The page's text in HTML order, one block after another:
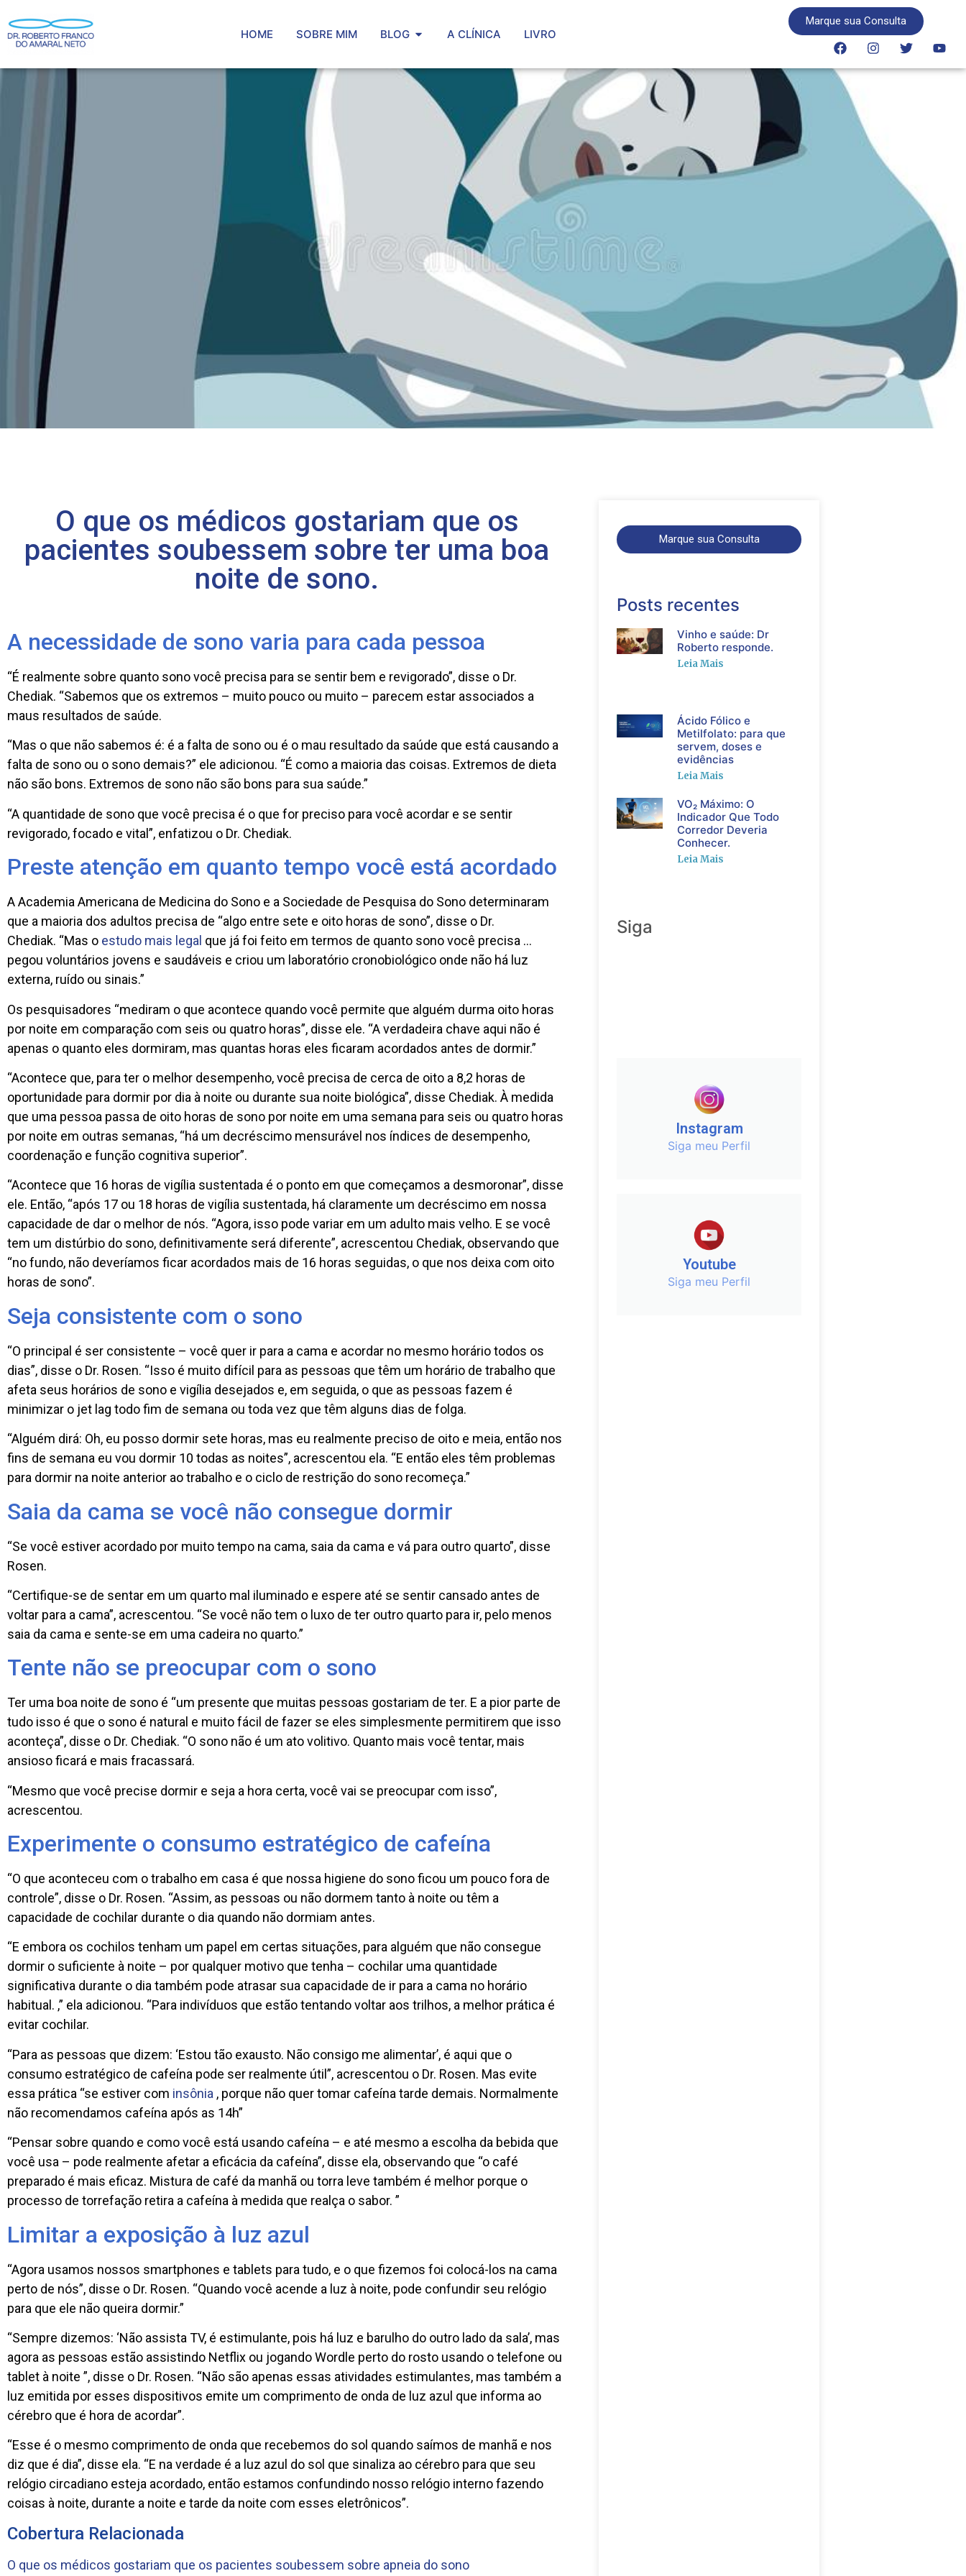
HOME SOBRE MIM BLOG A CLÍNICA LIVRO
Marque sua Consulta
O que os médicos gostariam que os
pacientes soubessem sobre ter uma boa
noite de sono.
A necessidade de sono varia para cada pessoa
“É realmente sobre quanto sono você precisa para se sentir bem e revigorado”, disse o Dr.
Chediak. “Sabemos que os extremos – muito pouco ou muito – parecem estar associados a
maus resultados de saúde.
“Mas o que não sabemos é: é a falta de sono ou é o mau resultado da saúde que está causando a
falta de sono ou o sono demais?” ele adicionou. “É como a maioria das coisas. Extremos de dieta
não são bons. Extremos de sono não são bons para sua saúde.”
“A quantidade de sono que você precisa é o que for preciso para você acordar e se sentir
revigorado, focado e vital”, enfatizou o Dr. Chediak.
Preste atenção em quanto tempo você está acordado
A Academia Americana de Medicina do Sono e a Sociedade de Pesquisa do Sono determinaram
que a maioria dos adultos precisa de “algo entre sete e oito horas de sono”, disse o Dr.
Chediak. “Mas o estudo mais legal que já foi feito em termos de quanto sono você precisa …
pegou voluntários jovens e saudáveis ​​e criou um laboratório cronobiológico onde não há luz
externa, ruído ou sinais.”
Os pesquisadores “mediram o que acontece quando você permite que alguém durma oito horas
por noite em comparação com seis ou quatro horas”, disse ele. “A verdadeira chave aqui não é
apenas o quanto eles dormiram, mas quantas horas eles ficaram acordados antes de dormir.”
“Acontece que, para ter o melhor desempenho, você precisa de cerca de oito a 8,2 horas de
oportunidade para dormir por dia à noite ou durante sua noite biológica”, disse Chediak. À medida
que uma pessoa passa de oito horas de sono por noite em uma semana para seis ou quatro horas
por noite em outras semanas, “há um decréscimo mensurável nos índices de desempenho,
coordenação e função cognitiva superior”.
“Acontece que 16 horas de vigília sustentada é o ponto em que começamos a desmoronar”, disse
ele. Então, “após 17 ou 18 horas de vigília sustentada, há claramente um decréscimo em nossa
capacidade de dar o melhor de nós. “Agora, isso pode variar em um adulto mais velho. E se você
tem um distúrbio do sono, definitivamente será diferente”, acrescentou Chediak, observando que
“no fundo, não deveríamos ficar acordados mais de 16 horas seguidas, o que nos deixa com oito
horas de sono”.
Seja consistente com o sono
“O principal é ser consistente – você quer ir para a cama e acordar no mesmo horário todos os
dias”, disse o Dr. Rosen. “Isso é muito difícil para as pessoas que têm um horário de trabalho que
afeta seus horários de sono e vigília desejados e, em seguida, o que as pessoas fazem é
minimizar o jet lag todo fim de semana ou toda vez que têm alguns dias de folga.
“Alguém dirá: Oh, eu posso dormir sete horas, mas eu realmente preciso de oito e meia, então nos
fins de semana eu vou dormir 10 todas as noites”, acrescentou ela. “E então eles têm problemas
para dormir na noite anterior ao trabalho e o ciclo de restrição do sono recomeça.”
Saia da cama se você não consegue dormir
“Se você estiver acordado por muito tempo na cama, saia da cama e vá para outro quarto”, disse
Rosen.
“Certifique-se de sentar em um quarto mal iluminado e espere até se sentir cansado antes de
voltar para a cama”, acrescentou. “Se você não tem o luxo de ter outro quarto para ir, pelo menos
saia da cama e sente-se em uma cadeira no quarto.”
Tente não se preocupar com o sono
Ter uma boa noite de sono é “um presente que muitas pessoas gostariam de ter. E a pior parte de
tudo isso é que o sono é natural e muito fácil de fazer se eles simplesmente permitirem que isso
aconteça”, disse o Dr. Chediak. “O sono não é um ato volitivo. Quanto mais você tentar, mais
ansioso ficará e mais fracassará.
“Mesmo que você precise dormir e seja a hora certa, você vai se preocupar com isso”,
acrescentou.
Experimente o consumo estratégico de cafeína
“O que aconteceu com o trabalho em casa é que nossa higiene do sono ficou um pouco fora de
controle”, disse o Dr. Rosen. “Assim, as pessoas ou não dormem tanto à noite ou têm a
capacidade de cochilar durante o dia quando não dormiam antes.
“E embora os cochilos tenham um papel em certas situações, para alguém que não consegue
dormir o suficiente à noite – por qualquer motivo que tenha – cochilar uma quantidade
significativa durante o dia também pode atrasar sua capacidade de ir para a cama no horário
habitual. ,” ela adicionou. “Para indivíduos que estão tentando voltar aos trilhos, a melhor prática é
evitar cochilar.
“Para as pessoas que dizem: ‘Estou tão exausto. Não consigo me alimentar’, é aqui que o
consumo estratégico de cafeína pode ser realmente útil”, acrescentou o Dr. Rosen. Mas evite
essa prática “se estiver com insônia , porque não quer tomar cafeína tarde demais. Normalmente
não recomendamos cafeína após as 14h”
“Pensar sobre quando e como você está usando cafeína – e até mesmo a escolha da bebida que
você usa – pode realmente afetar a eficácia da cafeína”, disse ela, observando que “o café
preparado é mais eficaz. Mistura de café da manhã ou torra leve também é melhor porque o
processo de torrefação retira a cafeína à medida que realça o sabor. ”
Limitar a exposição à luz azul
“Agora usamos nossos smartphones e tablets para tudo, e o que fizemos foi colocá-los na cama
perto de nós”, disse o Dr. Rosen. “Quando você acende a luz à noite, pode confundir seu relógio
para que ele não queira dormir.”
“Sempre dizemos: ‘Não assista TV, é estimulante, pois há luz e barulho do outro lado da sala’, mas
agora as pessoas estão assistindo Netflix ou jogando Wordle perto do rosto usando o telefone ou
tablet à noite ”, disse o Dr. Rosen. “Não são apenas essas atividades estimulantes, mas também a
luz emitida por esses dispositivos emite um comprimento de onda de luz azul que informa ao
cérebro que é hora de acordar”.
“Esse é o mesmo comprimento de onda que recebemos do sol quando saímos de manhã e nos
diz que é dia”, disse ela. “E na verdade é a luz azul do sol que sinaliza ao cérebro para que seu
relógio circadiano esteja acordado, então estamos confundindo nosso relógio interno fazendo
coisas à noite, durante a noite e tarde da noite com esses eletrônicos”.
Cobertura Relacionada
O que os médicos gostariam que os pacientes soubessem sobre apneia do sono
Marque sua Consulta
Posts recentes
Vinho e saúde: Dr
Roberto responde.
Leia Mais
Ácido Fólico e
Metilfolato: para que
servem, doses e
evidências
Leia Mais
VO₂ Máximo: O
Indicador Que Todo
Corredor Deveria
Conhecer.
Leia Mais
Siga
Instagram
Siga meu Perfil
Youtube
Siga meu Perfil